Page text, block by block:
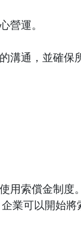
營運。
溝通，並確保
用索償金制度
業可以開始將